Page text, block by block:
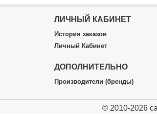
ЛИЧНЫЙ КАБИНЕТ
История заказов
Личный Кабинет
ДОПОЛНИТЕЛЬНО
Производители (бренды)
© 2010-2026